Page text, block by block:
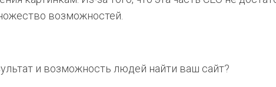
возможностей.
и возможность людей найти ваш сайт?